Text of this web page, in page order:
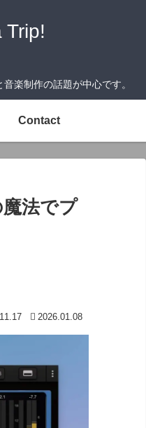
Trip!
楽制作の話題が中心です。
Contact
法でプ
2026.01.08